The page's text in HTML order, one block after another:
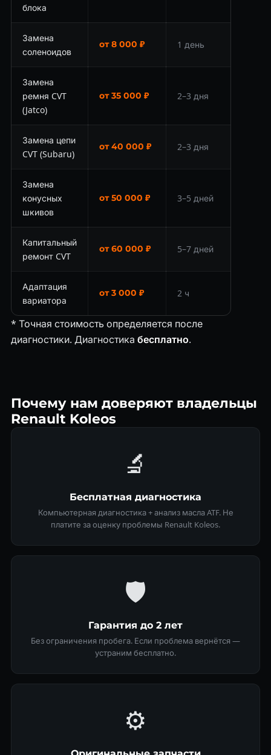
блока
Замена
соленоидов
от 8 000 ₽ 1 день
Замена
ремня CVT
(Jatco)
от 35 000 ₽ 2–3 дня
Замена цепи
CVT (Subaru)
от 40 000 ₽ 2–3 дня
Замена
конусных
шкивов
от 50 000 ₽ 3–5 дней
Капитальный
ремонт CVT
от 60 000 ₽ 5–7 дней
Адаптация
вариатора
от 3 000 ₽ 2 ч
* Точная стоимость определяется после
диагностики. Диагностика бесплатно.
Почему нам доверяют владельцы
Renault Koleos
🔬
Бесплатная диагностика
Компьютерная диагностика + анализ масла ATF. Не
платите за оценку проблемы Renault Koleos.
🛡
Гарантия до 2 лет
Без ограничения пробега. Если проблема вернётся —
устраним бесплатно.
⚙️